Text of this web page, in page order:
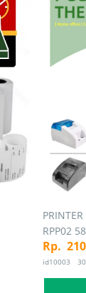
RPP02
Rp.
id10003